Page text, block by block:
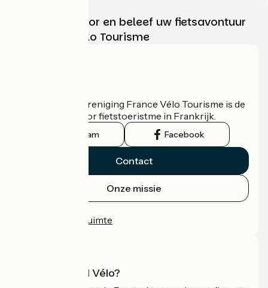
Kies, bereid voor en beleef uw fietsavontuur
met France Vélo Tourisme
De nationale vereniging France Vélo Tourisme is de
officiële gids voor fietstoeristme in Frankrijk.
Instagram Facebook
Contact
Onze missie
Professionele ruimte
Wat is Accueil Vélo?